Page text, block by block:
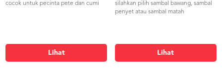
cocok untuk pecinta pete dan cumi
Lihat
silahkan pilih sambal bawang, sambal
penyet atau sambal matah
Lihat